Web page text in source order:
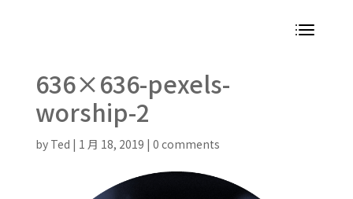
636×636-pexels-
worship-2
by Ted | 1 月 18, 2019 | 0 comments